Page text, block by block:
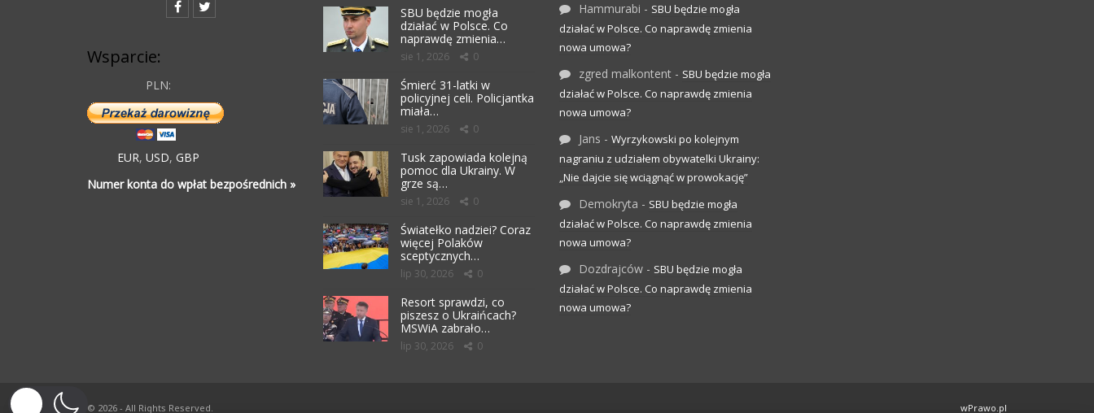
Wsparcie:
PLN:
EUR, USD, GBP
Numer konta do wpłat bezpośrednich »
SBU będzie mogła
działać w Polsce. Co
naprawdę zmienia…
sie 1, 2026 0
Śmierć 31-latki w
policyjnej celi. Policjantka
miała…
sie 1, 2026 0
Tusk zapowiada kolejną
pomoc dla Ukrainy. W
grze są…
sie 1, 2026 0
Światełko nadziei? Coraz
więcej Polaków
sceptycznych…
lip 30, 2026 0
Resort sprawdzi, co
piszesz o Ukraińcach?
MSWiA zabrało…
lip 30, 2026 0
Hammurabi - SBU będzie mogła
działać w Polsce. Co naprawdę zmienia
nowa umowa?
zgred malkontent - SBU będzie mogła
działać w Polsce. Co naprawdę zmienia
nowa umowa?
Jans - Wyrzykowski po kolejnym
nagraniu z udziałem obywatelki Ukrainy:
„Nie dajcie się wciągnąć w prowokację”
Demokryta - SBU będzie mogła
działać w Polsce. Co naprawdę zmienia
nowa umowa?
Dozdrajców - SBU będzie mogła
działać w Polsce. Co naprawdę zmienia
nowa umowa?
© 2026 - All Rights Reserved. wPrawo.pl